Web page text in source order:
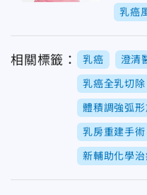
乳癌
相關標籤： 乳癌 澄清
乳癌全乳切除
體積調強弧
乳房重建手術
新輔助化學治